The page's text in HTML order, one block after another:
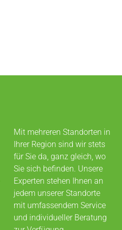
Mit mehreren Standorten in
Ihrer Region sind wir stets
für Sie da, ganz gleich, wo
Sie sich befinden. Unsere
Experten stehen Ihnen an
jedem unserer Standorte
mit umfassendem Service
und individueller Beratung